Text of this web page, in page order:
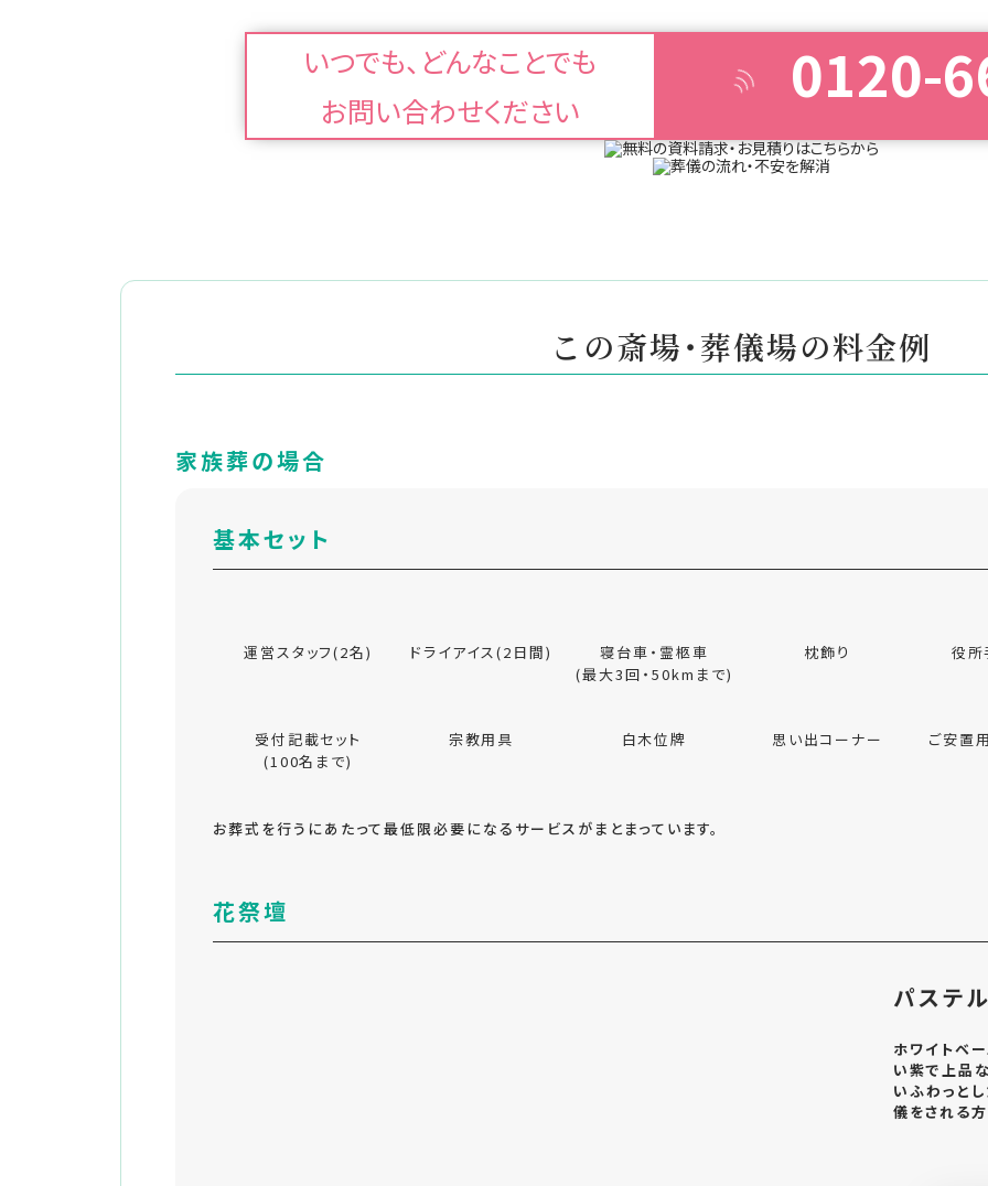
いつでも、どんなことでも
お問い合わせください
0120-
この斎場・葬儀場の料金例
家族葬の場合
基本セット
運営スタッフ(2名) ドライアイス(2日間)
寝台車・霊柩車
(最大3回・50kmまで)
枕飾り 役
受付記載セット
(100名まで)
宗教用具 白木位牌 思い出コーナー ご安置
お葬式を行うにあたって最低限必要になるサービスがまとまっています。
花祭壇
パステ
ホワイトベ
い紫で上品
いふわっと
儀をされる